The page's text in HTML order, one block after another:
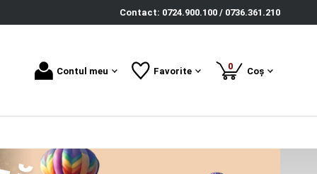
Contact: 0724.900.100 / 0736.361.210
Contul meu Favorite 0produse
Coș